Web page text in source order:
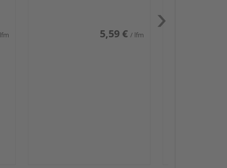
5,59 € / lfm